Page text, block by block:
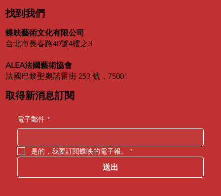
找到我們
蝶映藝術文化有限公司
台北市長春路40號4樓之3
ALEA法國藝術協會
法國巴黎聖奧諾雷街 253 號，75001
取得新消息訂閱
電子郵件 *
是的，我要訂閱蝶映的電子報。 *
送出